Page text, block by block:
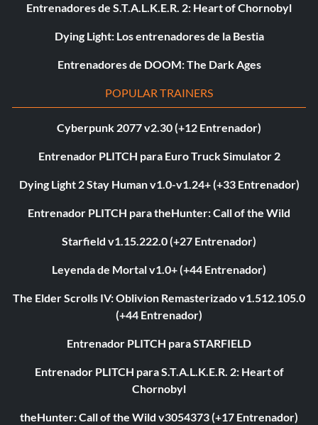
Entrenadores de S.T.A.L.K.E.R. 2: Heart of Chornobyl
Dying Light: Los entrenadores de la Bestia
Entrenadores de DOOM: The Dark Ages
POPULAR TRAINERS
Cyberpunk 2077 v2.30 (+12 Entrenador)
Entrenador PLITCH para Euro Truck Simulator 2
Dying Light 2 Stay Human v1.0-v1.24+ (+33 Entrenador)
Entrenador PLITCH para theHunter: Call of the Wild
Starfield v1.15.222.0 (+27 Entrenador)
Leyenda de Mortal v1.0+ (+44 Entrenador)
The Elder Scrolls IV: Oblivion Remasterizado v1.512.105.0
(+44 Entrenador)
Entrenador PLITCH para STARFIELD
Entrenador PLITCH para S.T.A.L.K.E.R. 2: Heart of
Chornobyl
theHunter: Call of the Wild v3054373 (+17 Entrenador)